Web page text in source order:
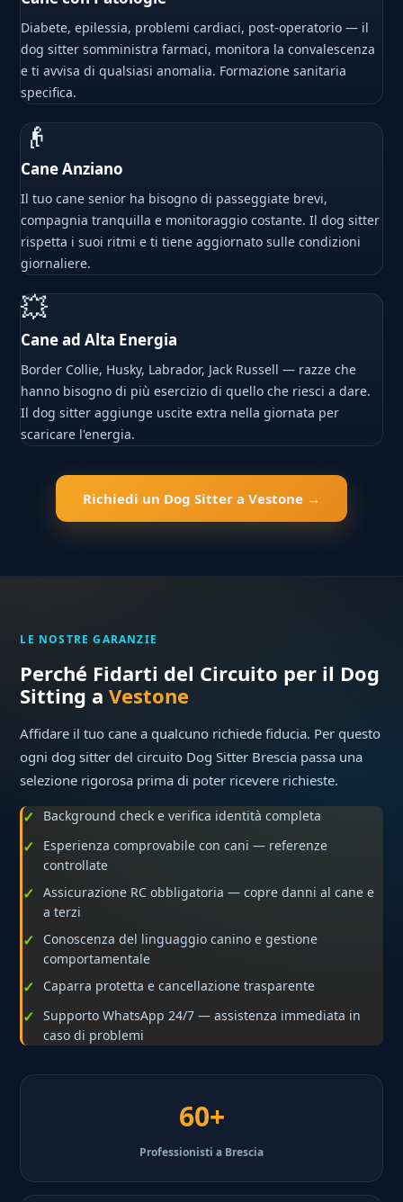
Diabete, epilessia, problemi cardiaci, post-operatorio — il
dog sitter somministra farmaci, monitora la convalescenza
e ti avvisa di qualsiasi anomalia. Formazione sanitaria
specifica.
👴
Cane Anziano
Il tuo cane senior ha bisogno di passeggiate brevi,
compagnia tranquilla e monitoraggio costante. Il dog sitter
rispetta i suoi ritmi e ti tiene aggiornato sulle condizioni
giornaliere.
💥
Cane ad Alta Energia
Border Collie, Husky, Labrador, Jack Russell — razze che
hanno bisogno di più esercizio di quello che riesci a dare.
Il dog sitter aggiunge uscite extra nella giornata per
scaricare l'energia.
Richiedi un Dog Sitter a Vestone →
LE NOSTRE GARANZIE
Perché Fidarti del Circuito per il Dog
Sitting aVestone
Affidare il tuo cane a qualcuno richiede fiducia. Per questo
ogni dog sitter del circuito Dog Sitter Brescia passa una
selezione rigorosa prima di poter ricevere richieste.
Background check e verifica identità completa
Esperienza comprovabile con cani — referenze
controllate
Assicurazione RC obbligatoria — copre danni al cane e
a terzi
Conoscenza del linguaggio canino e gestione
comportamentale
Caparra protetta e cancellazione trasparente
Supporto WhatsApp 24/7 — assistenza immediata in
caso di problemi
60+
Professionisti a Brescia